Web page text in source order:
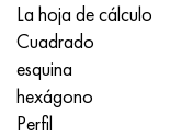
La hoja de cálculo
Cuadrado
esquina
hexágono
Perfil